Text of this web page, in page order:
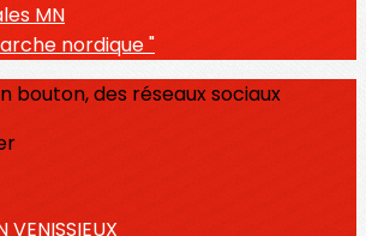
MN
nordique "
bouton, des réseaux sociaux